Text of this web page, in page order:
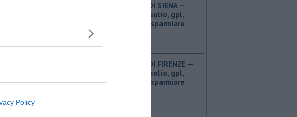
Policy
PROVINCIA DI SIENA — ​
Benzina, gasolio, gpl,
ecco dove risparmiare
PROVINCIA DI FIRENZE — ​
Benzina, gasolio, gpl,
ecco dove risparmiare